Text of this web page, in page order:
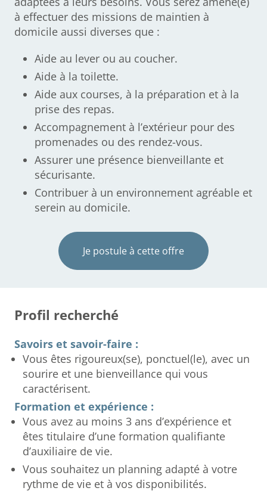
à effectuer des missions de maintien à
domicile aussi diverses que :
Aide au lever ou au coucher.
Aide à la toilette.
Aide aux courses, à la préparation et à la
prise des repas.
Accompagnement à l’extérieur pour des
promenades ou des rendez-vous.
Assurer une présence bienveillante et
sécurisante.
Contribuer à un environnement agréable et
serein au domicile.
Je postule à cette offre
Profil recherché
Savoirs et savoir-faire :
Vous êtes rigoureux(se), ponctuel(le), avec un
sourire et une bienveillance qui vous
caractérisent.
Formation et expérience :
Vous avez au moins 3 ans d’expérience et
êtes titulaire d’une formation qualifiante
d’auxiliaire de vie.
Vous souhaitez un planning adapté à votre
rythme de vie et à vos disponibilités.